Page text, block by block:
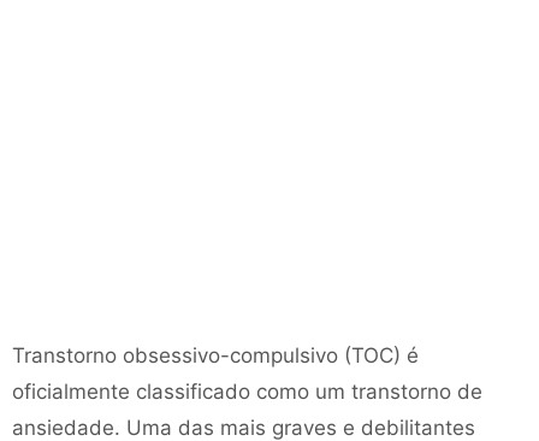
Transtorno obsessivo-compulsivo (TOC) é
oficialmente classificado como um transtorno de
ansiedade. Uma das mais graves e debilitantes